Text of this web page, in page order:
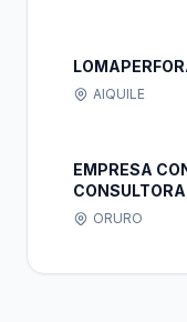
AIQUILE
EMPRESA
CONSULTORA
ORURO